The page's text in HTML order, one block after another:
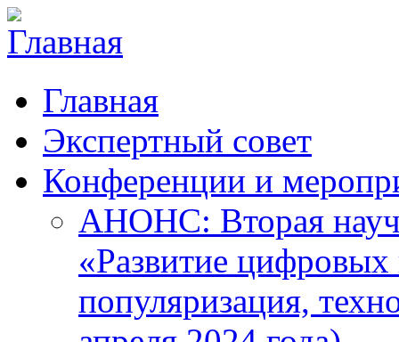
Главная
Экспертный совет
Конференции и
АНОНС: Вторая
«Развитие цифровых
популяризация,